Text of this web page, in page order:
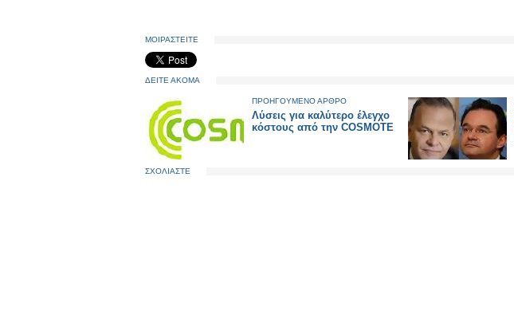
ΜΟΙΡΑΣΤΕΙΤΕ
ΔΕΙΤΕ ΑΚΟΜΑ
ΠΡΟΗΓΟΥΜΕΝΟ ΑΡΘΡΟ
Λύσεις για καλύτερο έλεγχο
κόστους από την COSMOTE
ΣΧΟΛΙΑΣΤΕ